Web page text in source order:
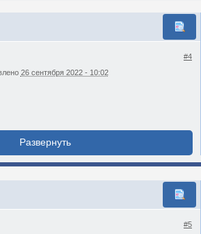
#4
26 сентября 2022 - 10:02
#5